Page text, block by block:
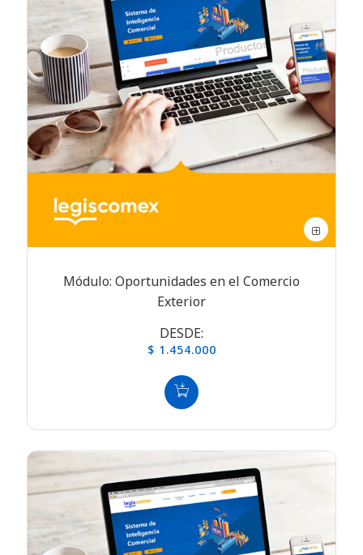
Módulo: Oportunidades en el Comercio
Exterior
DESDE:
$ 1.454.000